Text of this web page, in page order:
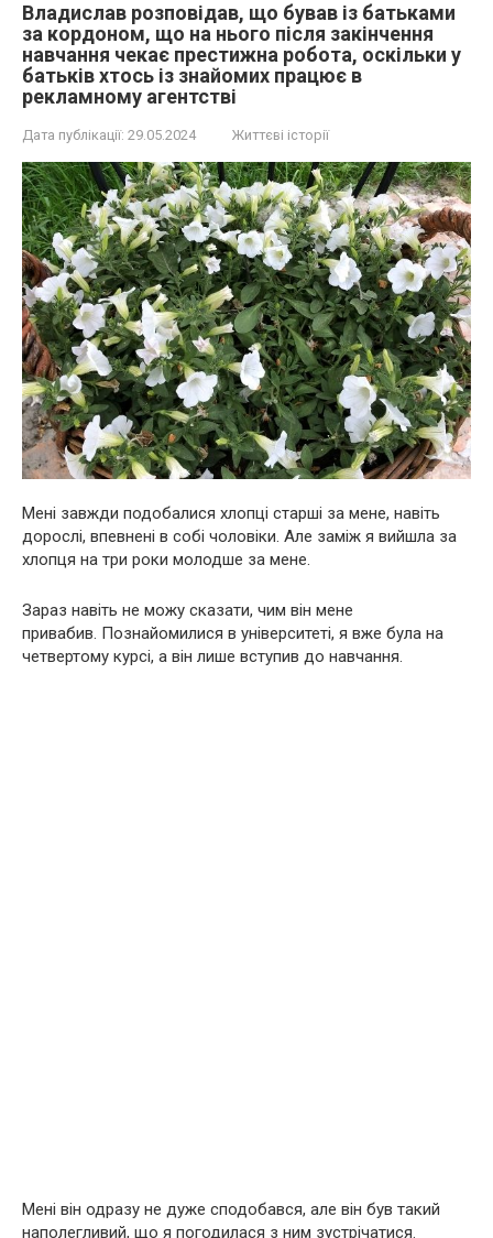
Владислав розповідав, що бував із батьками
за кордоном, що на нього після закінчення
навчання чекає престижна робота, оскільки у
батьків хтось із знайомих працює в
рекламному агентстві
Дата публікації: 29.05.2024 Життєві історії
Мені завжди подобалися хлопці старші за мене, навіть
дорослі, впевнені в собі чоловіки. Але заміж я вийшла за
хлопця на три роки молодше за мене.
Зараз навіть не можу сказати, чим він мене
привабив. Познайомилися в університеті, я вже була на
четвертому курсі, а він лише вступив до навчання.
Мені він одразу не дуже сподобався, але він був такий
наполегливий, що я погодилася з ним зустрічатися.